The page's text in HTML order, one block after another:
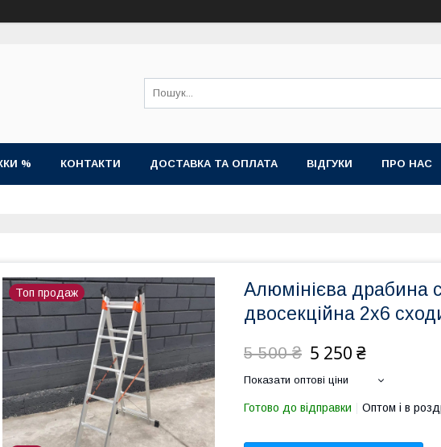
% КОНТАКТИ ДОСТАВКА ТА ОПЛАТА ВІДГУКИ ПРО НАС
Топ продаж
Алюмінієва драбина
двосекційна 2х6
5 500 ₴ 5 250 ₴
Показати оптові ціни
Готово до відправки Оптом і в